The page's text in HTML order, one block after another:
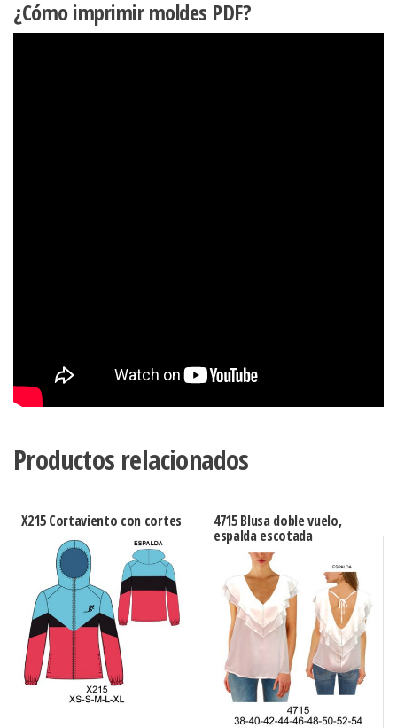
¿Cómo imprimir moldes PDF?
Productos relacionados
X215 Cortaviento con cortes 4715 Blusa doble vuelo,
espalda escotada